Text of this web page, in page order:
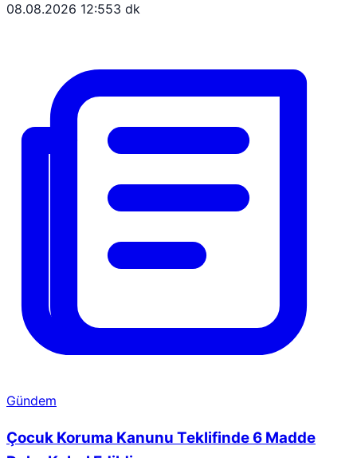
08.08.2026 12:553 dk
Gündem
Çocuk Koruma Kanunu Teklifinde 6 Madde